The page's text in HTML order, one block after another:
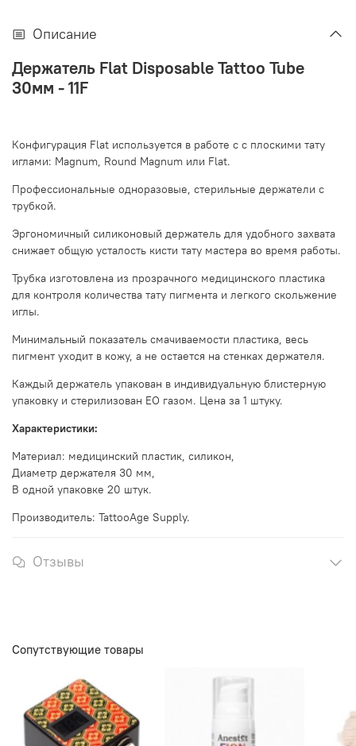
Описание
Держатель Flat Disposable Tattoo Tube
30мм - 11F
Конфигурация Flat используется в работе с с плоскими тату
иглами: Magnum, Round Magnum или Flat.
Профессиональные одноразовые, стерильные держатели с
трубкой.
Эргономичный силиконовый держатель для удобного захвата
снижает общую усталость кисти тату мастера во время работы.
Трубка изготовлена из прозрачного медицинского пластика
для контроля количества тату пигмента и легкого скольжение
иглы.
Минимальный показатель смачиваемости пластика, весь
пигмент уходит в кожу, а не остается на стенках держателя.
Каждый держатель упакован в индивидуальную блистерную
упаковку и стерилизован EO газом. Цена за 1 штуку.
Характеристики:
Материал: медицинский пластик, силикон,
Диаметр держателя 30 мм,
В одной упаковке 20 штук.
Производитель: TattooAge Supply.
Отзывы
Сопутствующие товары